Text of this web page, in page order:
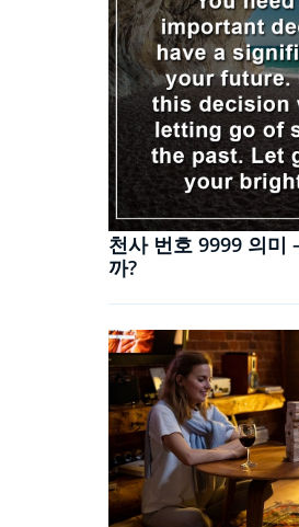
천사 번호 9999 의미
까?